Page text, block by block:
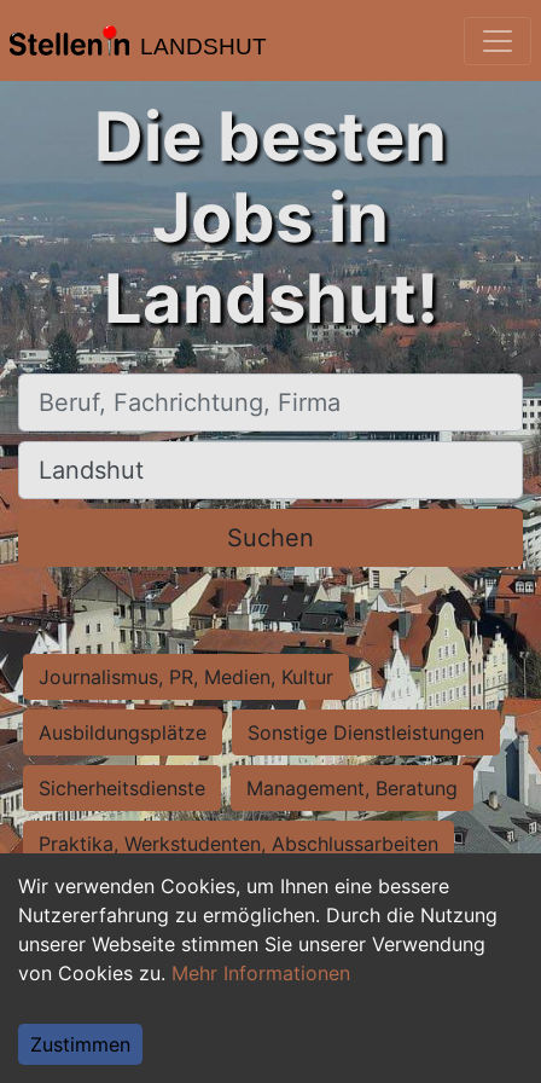
LANDSHUT
Wir verwenden Cookies, um Ihnen eine bessere
Nutzererfahrung zu ermöglichen. Durch die Nutzung
unserer Webseite stimmen Sie unserer Verwendung
von Cookies zu. Mehr Informationen
Zustimmen
Die besten
Jobs in
Landshut!
Beruf, Fachrichtung, Firma
Ort, Stadt
Suchen
Journalismus, PR, Medien, Kultur
Ausbildungsplätze Sonstige Dienstleistungen
Sicherheitsdienste Management, Beratung
Praktika, Werkstudenten, Abschlussarbeiten
Personalwesen Assistenz, Sekretariat
Hilfskräfte, Aushilfs- und Nebenjobs
Weiterbildung, Studium, duale Ausbildung